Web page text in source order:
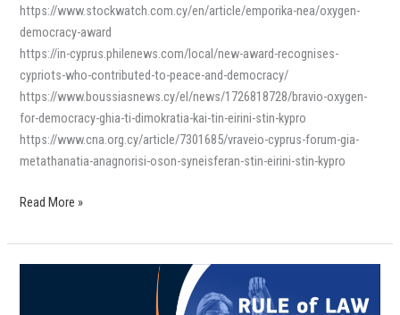
https://www.stockwatch.com.cy/en/article/emporika-nea/oxygen-
democracy-award
https://in-cyprus.philenews.com/local/new-award-recognises-
cypriots-who-contributed-to-peace-and-democracy/
https://www.boussiasnews.cy/el/news/1726818728/bravio-oxygen-
for-democracy-ghia-ti-dimokratia-kai-tin-eirini-stin-kypro
https://www.cna.org.cy/article/7301685/vraveio-cyprus-forum-gia-
metathanatia-anagnorisi-oson-syneisferan-stin-eirini-stin-kypro
Read More »